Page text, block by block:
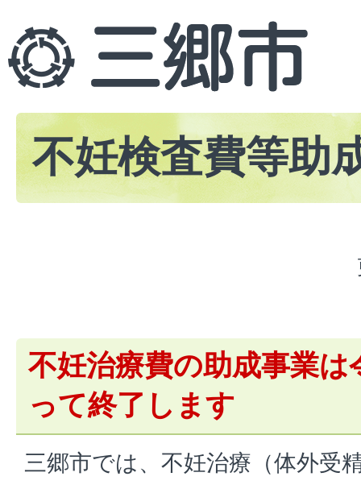
不妊検査費等助
不妊治療費の助成事業は
って終了します
三郷市では、不妊治療（体外受